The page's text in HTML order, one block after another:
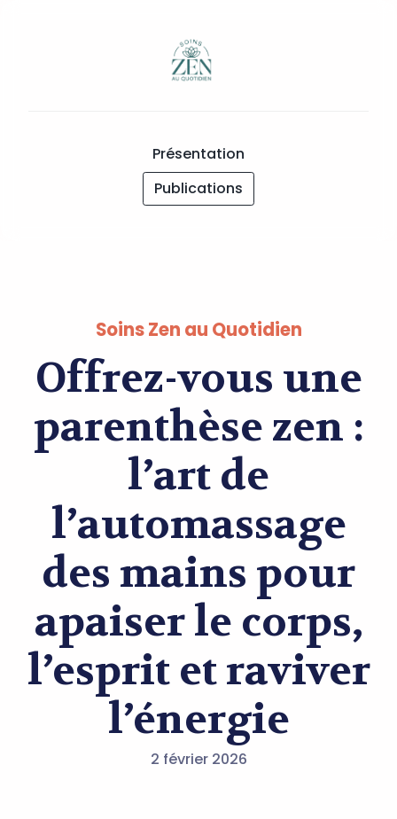
Présentation
Publications
Soins Zen au Quotidien
Offrez-vous une
parenthèse zen :
l’art de
l’automassage
des mains pour
apaiser le corps,
l’esprit et raviver
l’énergie
2 février 2026